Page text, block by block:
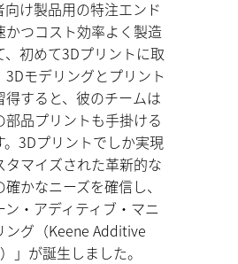
け製品用の特注エンド
かつコスト効率よく製造
、初めて3Dプリントに取
3Dモデリングとプリント
得すると、彼のチームは
品プリントも手掛ける
。3Dプリントでしか実現
タマイズされた革新的な
かなニーズを確信し、
ン・アディティブ・マニ
ング（Keene Additive
」が誕生しました。